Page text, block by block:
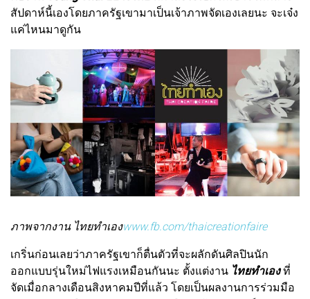
สัปดาห์นี้เองโดยภาครัฐเขามาเป็นเจ้าภาพจัดเองเลยนะ จะเจ๋ง
แค่ไหนมาดูกัน
ภาพจากงาน ไทยทำเองwww.fb.com/thaicreationfaire
เกริ่นก่อนเลยว่าภาครัฐเขาก็ตื่นตัวที่จะผลักดันศิลปินนัก
ออกแบบรุ่นใหม่ไฟแรงเหมือนกันนะ ตั้งแต่งาน ไทยทำเองที่
จัดเมื่อกลางเดือนสิงหาคมปีที่แล้ว โดยเป็นผลงานการร่วมมือ